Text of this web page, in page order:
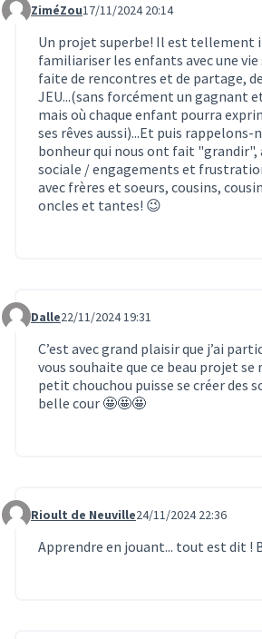
Commentaire 1227
ZiméZou17/11/2024 20:14
Un projet superbe! Il est tellement
familiariser les enfants avec une vie
faite de rencontres et de partage,
JEU...(sans forcément un gagnant
mais où chaque enfant pourra
ses rêves aussi)...Et puis rappelons-
bonheur qui nous ont fait "grandir",
sociale / engagements et
avec frères et soeurs, cousins,
oncles et tantes! 😉
Commentaire 1284
Dalle22/11/2024 19:31
C’est avec grand plaisir que j’ai
vous souhaite que ce beau projet se
petit chouchou puisse se créer des
belle cour 🤩🤩🤩
Commentaire 1312
Rioult de Neuville24/11/2024 22:36
Apprendre en jouant... tout est dit !